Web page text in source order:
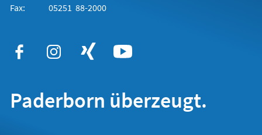
Fax:
05251 88-2000
Paderborn überzeugt.